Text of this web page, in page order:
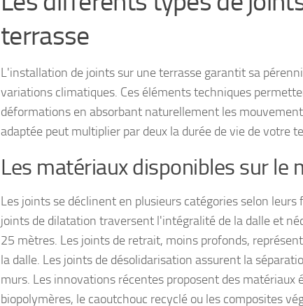
terrasse
L'installation de joints sur une terrasse garantit sa
variations climatiques. Ces éléments techniques
déformations en absorbant naturellement les
adaptée peut multiplier par deux la durée de vie de votre
Les matériaux disponibles sur le
Les joints se déclinent en plusieurs catégories selon leurs
joints de dilatation traversent l'intégralité de la dalle et
25 mètres. Les joints de retrait, moins profonds,
la dalle. Les joints de désolidarisation assurent la
murs. Les innovations récentes proposent des matériaux
biopolymères, le caoutchouc recyclé ou les composites